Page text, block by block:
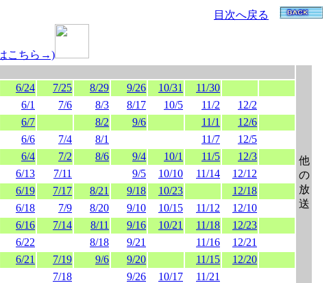
目次へ戻る
こちら→)
他
の
放
送
6/24 7/25 8/29 9/26 10/31
11/30
6/1 7/6 8/3 8/17 10/5 11/2
12/2
6/7 8/2 9/6 11/1
12/6
6/6 7/4 8/1 11/7
12/5
6/4 7/2 8/6 9/4 10/1 11/5
12/3
6/13 7/11 9/5 10/10 11/14
12/12
6/19 7/17 8/21 9/18 10/23
12/18
6/18 7/9 8/20 9/10 10/15 11/12
12/10
6/16 7/14 8/11 9/16 10/21 11/18
12/23
6/22 8/18 9/21 11/16
12/21
6/21 7/19 9/6 9/20 11/15
12/20
7/18 9/26 10/17 11/21